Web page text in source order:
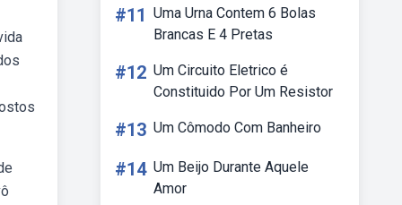
#11 Uma Urna Contem 6 Bolas
Brancas E 4 Pretas
#12 Um Circuito Eletrico é
Constituido Por Um Resistor
#13 Um Cômodo Com Banheiro
#14 Um Beijo Durante Aquele
Amor